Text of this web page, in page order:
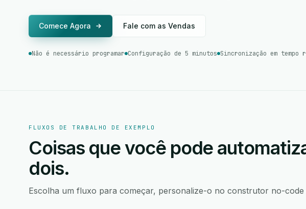
Comece Agora Fale com as Vendas
Não é necessário programar Configuração de 5 minutos Sincronização em tempo
FLUXOS DE TRABALHO DE EXEMPLO
Coisas que você pode
dois.
Escolha um fluxo para começar, personalize-o no construtor no-code